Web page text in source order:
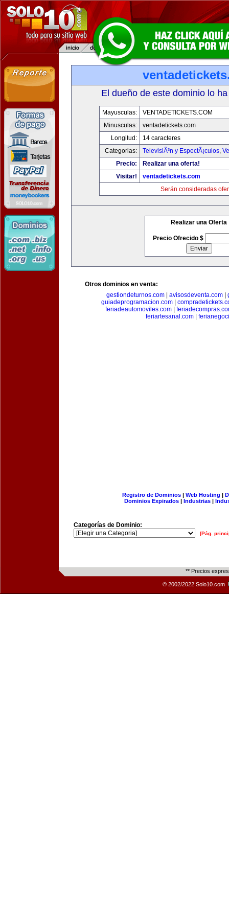
El dueño de este dominio lo
Mayusculas:
VENTADETICKETS.COM
Minusculas:
ventadetickets.com
Longitud:
14 caracteres
Categorias:
TelevisiÃ³n y EspectÃ¡culos,
Precio:
Realizar una oferta!
Visitar!
ventadetickets.com
Serán consideradas
Realizar una Oferta
Precio Ofrecido $
Otros dominios en venta:
gestiondeturnos.com| avisosdeventa.com|
guiadeprogramacion.com|
feriadeautomoviles.com
feriartesanal.com|
Registro de Dominios| Web Hosting |
Dominios Expirados | Industrias |
Categorías de Dominio:
[Pág.
** Precios
© 2002/2022 Solo10.com